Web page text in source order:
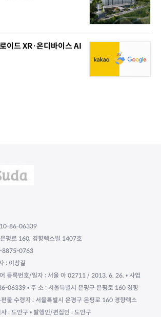
이드 XR·온디바이스 AI
86-06339
평로 160, 경향렉스빌 1407호
8875-0763
: 이창길
등록번호/일자 : 서울 아 02711 / 2013. 6. 26. • 사업
06339 • 주 소 : 서울특별시 은평구 은평로 160 경향
물 수령지 : 서울특별시 은평구 은평로 160 경향렉스
: 도안구 • 발행인/편집인 : 도안구